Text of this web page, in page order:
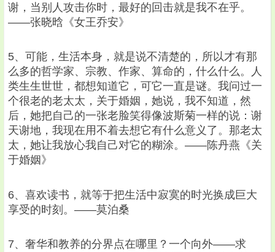
谢，当别人攻击你时，最好的回击就是我不在乎。
——张晓晗《女王乔安》
5、可能，生活本身，就是说不清楚的，所以才有那
么多的哲学家、宗教、作家、算命的，什么什么。人
类生生世世，都想知道它，可它一直是谜。我问过一
个很老的老太太，关于婚姻，她说，我不知道，然
后，她把自己的一张老脸笑得像波斯菊一样的说：谢
天谢地，我现在用不着去想它有什么意义了。那老太
太，她让我放心我自己对它的糊涂。——陈丹燕《关
于婚姻》
6、喜欢读书，就等于把生活中寂寞的时光换成巨大
享受的时刻。——莫泊桑
7、奢华和教养的分界点在哪里？一个向外——求